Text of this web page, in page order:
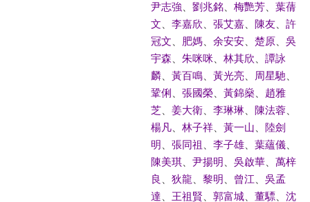
尹志強
劉兆銘、 梅艷芳、 葉蒨
文
李嘉欣 張艾嘉、 陳友、 許
冠文
肥媽、 余安安、 楚原、 吳
宇森
朱咪咪 林其欣
譚詠
麟、 黃百鳴、 黃光亮、 周星馳
鞏俐
張國榮、 黃錦燊、 趙雅
芝、 姜大衛、 李琳琳、 陳法蓉、
楊凡、 林子祥、 黃一山
陸劍
明
張同祖 李子雄、 葉蘊儀、
陳美琪、 尹揚明 吳啟華、 萬梓
良
狄龍 黎明 曾江
吳孟
達
王祖賢 郭富城、 董驃、 沈